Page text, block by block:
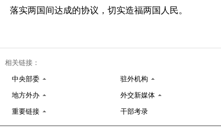
落实两国间达成的协议，切实造福两国人民。
相关链接：
中央部委 驻外机构
地方外办 外交新媒体
重要链接 干部考录